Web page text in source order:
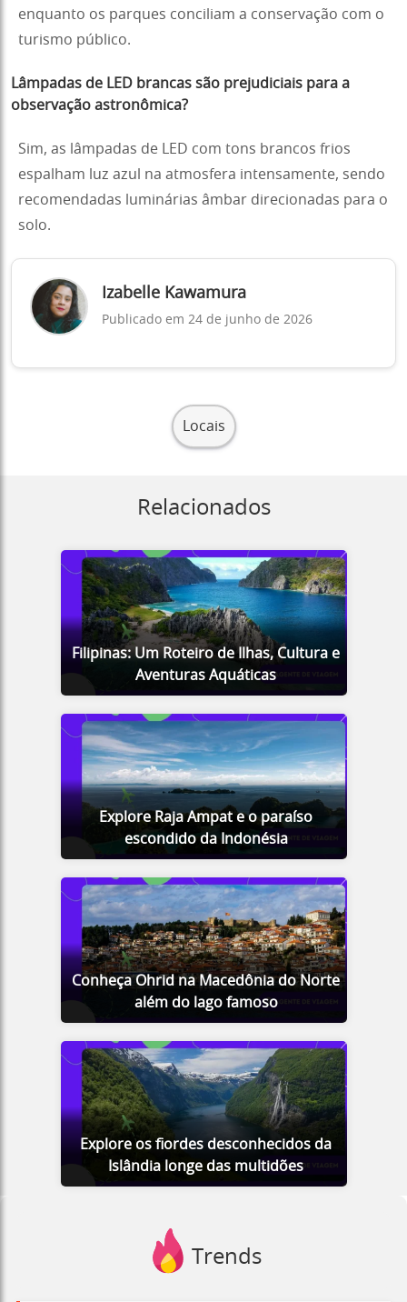
enquanto os parques conciliam a conservação com o
turismo público.
Lâmpadas de LED brancas são prejudiciais para a
observação astronômica?
Sim, as lâmpadas de LED com tons brancos frios
espalham luz azul na atmosfera intensamente, sendo
recomendadas luminárias âmbar direcionadas para o
solo.
Izabelle Kawamura
Publicado em 24 de junho de 2026
Locais
Relacionados
Filipinas: Um Roteiro de Ilhas, Cultura e
Aventuras Aquáticas
Explore Raja Ampat e o paraíso
escondido da Indonésia
Conheça Ohrid na Macedônia do Norte
além do lago famoso
Explore os fiordes desconhecidos da
Islândia longe das multidões
Trends